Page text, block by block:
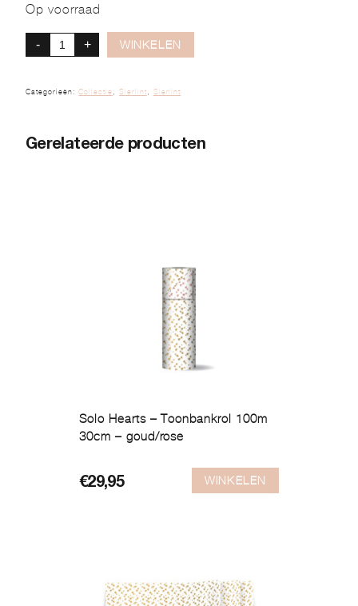
Op voorraad
- + WINKELEN
Categorieën:Collectie ,Sierlint Sierlint
Gerelateerde producten
Solo Hearts – Toonbankrol 100m
30cm – goud/rose
€29,95 WINKELEN